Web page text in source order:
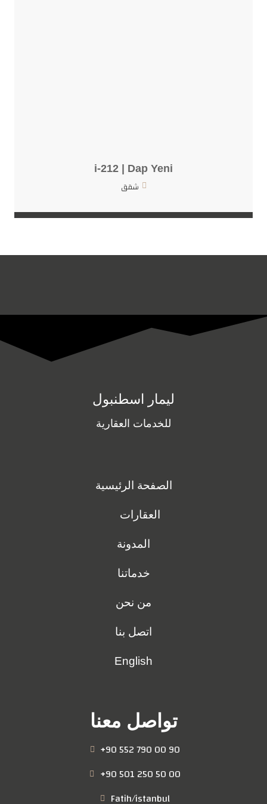
i-212 | Dap Yeni
شقق
الصفحة الرئيسية
العقارات
المدونة
خدماتنا
من نحن
اتصل بنا
English
ليمار اسطنبول
للخدمات العقارية
تواصل معنا
+90 552 790 00 90
+90 501 250 50 00
Fatih/istanbul